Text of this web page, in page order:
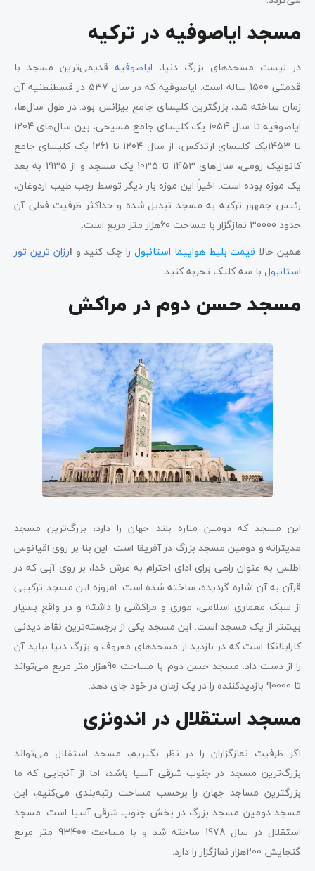
مسجد ایاصوفیه در ترکیه
در لیست مسجدهای بزرگ دنیا، ایاصوفیه قدیمی‌ترین مسجد با
قدمتی 1500 ساله است. ایاصوفیه که در سال 537 در قسطنطنیه آن
زمان ساخته شد، بزرگترین کلیسای جامع بیزانس بود. در طول سال‌ها،
ایاصوفیه تا سال 1054 یک کلیسای جامع مسیحی، بین سال‌های 1204
تا 1453یک کلیسای ارتدکس، از سال 1204 تا 1261 یک کلیسای جامع
کاتولیک رومی، سال‌های 1453 تا 1035 یک مسجد و از 1935 به بعد
یک موزه بوده است. اخیراً این موزه بار دیگر توسط رجب طیب اردوغان،
رئیس جمهور ترکیه به مسجد تبدیل شده و حداکثر ظرفیت فعلی آن
حدود 30000 نمازگزار با مساحت 60هزار متر مربع است.
همین حالا قیمت بلیط هواپیما استانبول را چک کنید و ارزان ترین تور
استانبول با سه کلیک تجربه کنید.
مسجد حسن دوم در مراکش
این مسجد که دومین مناره بلند جهان را دارد، بزرگ‌ترین مسجد
مدیترانه و دومین مسجد بزرگ در آفریقا است. این بنا بر روی اقیانوس
اطلس به عنوان راهی برای ادای احترام به عرش خدا، بر روی آبی که در
قرآن به آن اشاره گردیده، ساخته شده است. امروزه این مسجد ترکیبی
از سبک معماری اسلامی، موری و مراکشی را داشته و در واقع بسیار
بیشتر از یک مسجد است. این مسجد یکی از برجسته‌ترین نقاط دیدنی
کازابلانکا است که در بازدید از مسجدهای معروف و بزرگ دنیا نباید آن
را از دست داد. مسجد حسن دوم با مساحت 90هزار متر مربع می‌تواند
تا 90000 بازدیدکننده را در یک زمان در خود جای دهد.
مسجد استقلال در اندونزی
اگر ظرفیت نمازگزاران را در نظر بگیریم، مسجد استقلال می‌تواند
بزرگ‌ترین مسجد در جنوب شرقی آسیا باشد، اما از آنجایی که ما
بزرگترین مساجد جهان را برحسب مساحت رتبه‌بندی می‌کنیم، این
مسجد دومین مسجد بزرگ در بخش جنوب شرقی آسیا است. مسجد
استقلال در سال 1978 ساخته شد و با مساحت 93400 متر مربع
گنجایش 200هزار نمازگزار را دارد.